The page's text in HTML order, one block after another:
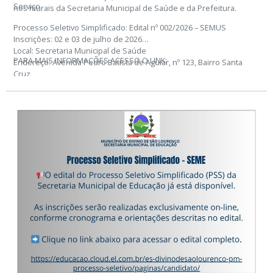
nos murais da Secretaria Municipal de Saúde e da Prefeitura.
Serviço
Processo Seletivo Simplificado: Edital nº 002/2026 – SEMUS
Inscrições: 02 e 03 de julho de 2026
Local: Secretaria Municipal de Saúde
Endereço: Avenida Pedro Batista de Aguiar, nº 123, Bairro Santa
Cruz
Bucal
PARA MAIS INFORMAÇÕES ACESSO O LINK: